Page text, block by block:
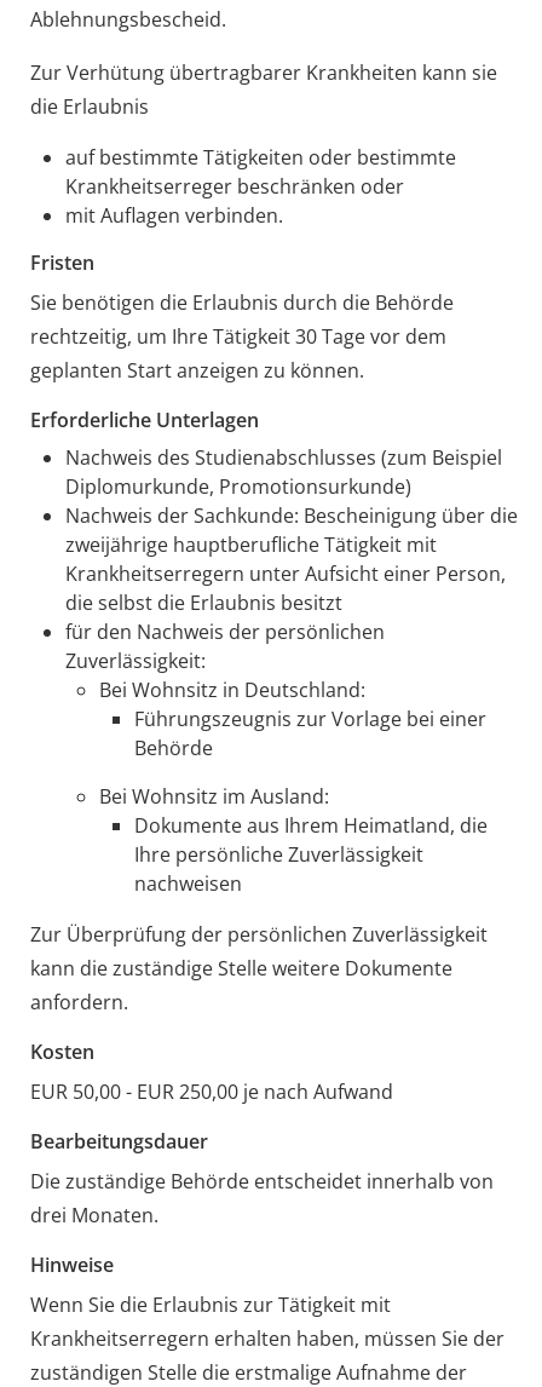
Ablehnungsbescheid.
Zur Verhütung übertragbarer Krankheiten kann sie
die Erlaubnis
auf bestimmte Tätigkeiten oder bestimmte
Krankheitserreger beschränken oder
mit Auflagen verbinden.
Fristen
Sie benötigen die Erlaubnis durch die Behörde
rechtzeitig, um Ihre Tätigkeit 30 Tage vor dem
geplanten Start anzeigen zu können.
Erforderliche Unterlagen
Nachweis des Studienabschlusses (zum Beispiel
Diplomurkunde, Promotionsurkunde)
Nachweis der Sachkunde: Bescheinigung über die
zweijährige hauptberufliche Tätigkeit mit
Krankheitserregern unter Aufsicht einer Person,
die selbst die Erlaubnis besitzt
für den Nachweis der persönlichen
Zuverlässigkeit:
Bei Wohnsitz in Deutschland:
Führungszeugnis zur Vorlage bei einer
Behörde
Bei Wohnsitz im Ausland:
Dokumente aus Ihrem Heimatland, die
Ihre persönliche Zuverlässigkeit
nachweisen
Zur Überprüfung der persönlichen Zuverlässigkeit
kann die zuständige Stelle weitere Dokumente
anfordern.
Kosten
EUR 50,00 - EUR 250,00 je nach Aufwand
Bearbeitungsdauer
Die zuständige Behörde entscheidet innerhalb von
drei Monaten.
Hinweise
Wenn Sie die Erlaubnis zur Tätigkeit mit
Krankheitserregern erhalten haben, müssen Sie der
zuständigen Stelle die erstmalige Aufnahme der